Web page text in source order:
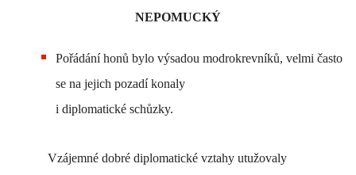
NEPOMUCKÝ
Pořádání honů bylo výsadou modrokrevníků, velmi často
se na jejich pozadí konaly
i diplomatické schůzky.
Vzájemné dobré diplomatické vztahy utužovaly